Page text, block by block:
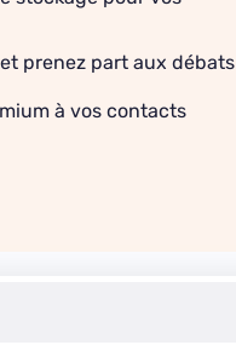
prenez part aux débats
à vos contacts